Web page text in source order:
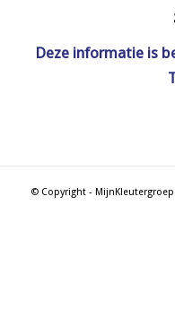
Deze informatie is
© Copyright -